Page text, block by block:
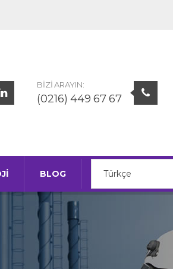
BIZI ARAYIN:
(0216) 449 67 67
BLOG